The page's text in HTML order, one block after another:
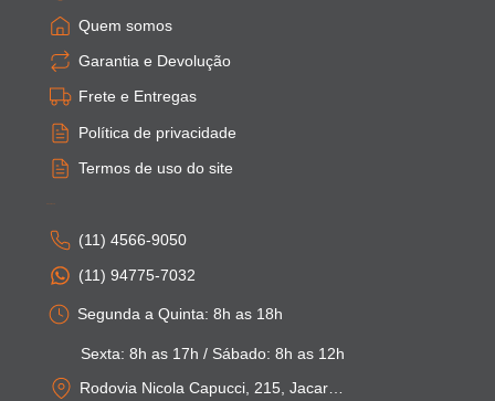
Quem somos
Garantia e Devolução
Frete e Entregas
Política de privacidade
Termos de uso do site
(11) 4566-9050
(11) 94775-7032
Rodovia Nicola Capucci, 215, Jacarei - SP
Segunda a Quinta: 8h as 18h
Sexta: 8h as 17h / Sábado: 8h as 12h